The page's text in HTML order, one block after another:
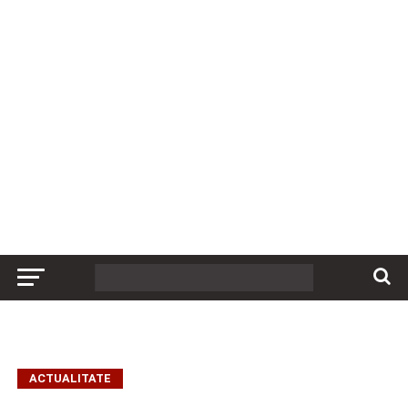
ACTUALITATE